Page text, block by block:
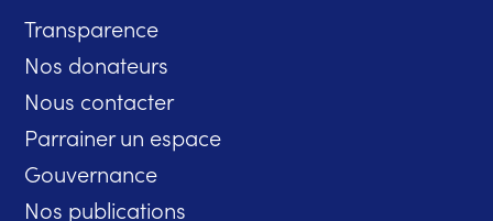
Transparence
Nos donateurs
Nous contacter
Parrainer un espace
Gouvernance
Nos publications